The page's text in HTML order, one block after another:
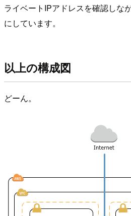
ライベートIPアドレスを確認しな
にしています。
以上の構成図
どーん。